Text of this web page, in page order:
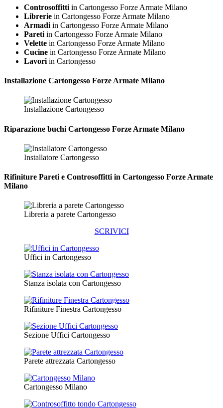
Controsoffitti in Cartongesso Forze Armate Milano
Librerie in Cartongesso Forze Armate Milano
Armadi in Cartongesso Forze Armate Milano
Pareti in Cartongesso Forze Armate Milano
Velette in Cartongesso Forze Armate Milano
Cucine in Cartongesso Forze Armate Milano
Lavori in Cartongesso
Installazione Cartongesso Forze Armate Milano
Installazione Cartongesso
Riparazione buchi Cartongesso Forze Armate Milano
Installatore Cartongesso
Rifiniture Pareti e Controsoffitti in Cartongesso Forze Armate
Milano
Libreria a parete Cartongesso
SCRIVICI
Uffici in Cartongesso
Stanza isolata con Cartongesso
Rifiniture Finestra Cartongesso
Sezione Uffici Cartongesso
Parete attrezzata Cartongesso
Cartongesso Milano